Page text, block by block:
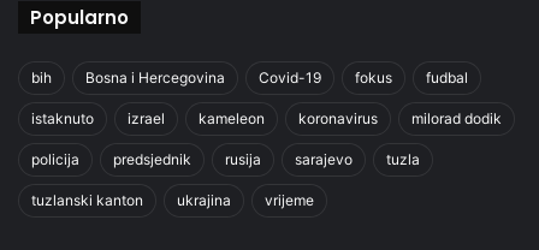
Popularno
bih Bosna i Hercegovina Covid-19 fokus fudbal
istaknuto izrael kameleon koronavirus milorad dodik
policija predsjednik rusija sarajevo tuzla
tuzlanski kanton ukrajina vrijeme